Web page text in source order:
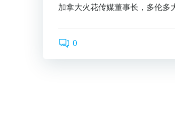
加拿大火花传媒董事长，多伦多
0